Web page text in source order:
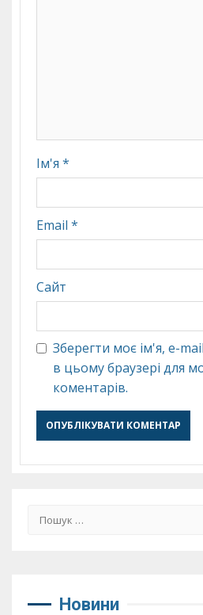
Ім'я *
Email *
Сайт
Зберегти моє ім'я, e-
в цьому браузері для
коментарів.
Пошук:
Новини